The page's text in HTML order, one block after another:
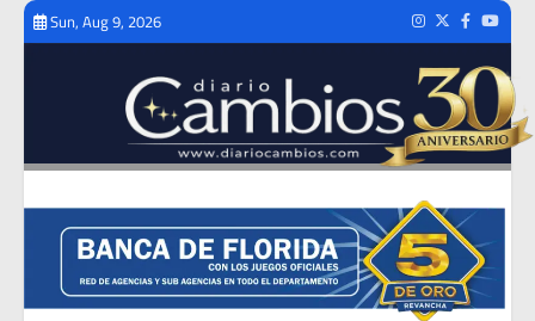
Skip
Sun, Aug 9, 2026 Instagram
TwitterFacebook